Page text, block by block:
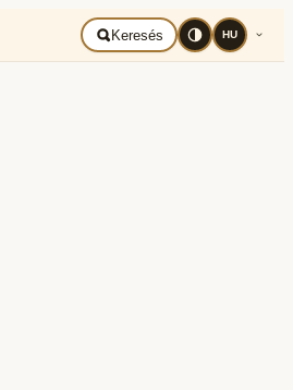
Keresés HU